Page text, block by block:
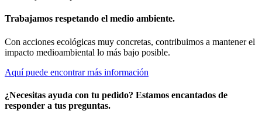
Trabajamos respetando el medio ambiente.
Con acciones ecológicas muy concretas, contribuimos a mantener el
impacto medioambiental lo más bajo posible.
Aquí puede encontrar más información
¿Necesitas ayuda con tu pedido? Estamos encantados de
responder a tus preguntas.